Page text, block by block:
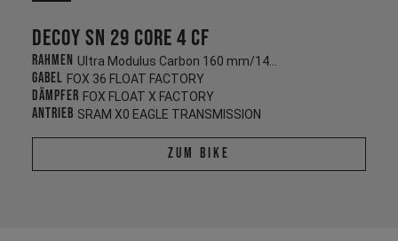
Decoy SN 29 CORE 4 CF
Rahmen
Gabel FOX 36 FLOAT FACTORY
Dämpfer FOX FLOAT X FACTORY
Antrieb SRAM X0 EAGLE TRANSMISSION
Zum Bike